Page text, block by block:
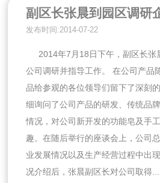
副区长张晨到园区调研
发布时间:2014-07-22
2014年7月18日下午，副区长张
公司调研并指导工作。 在公司产品
品给参观的各位领导们留下了深刻
细询问了公司产品的研发、传统品
情况，对公司新开发的功能皂及手
趣。在随后举行的座谈会上，公司
业发展情况以及生产经营过程中出
况介绍后，张晨副区长对公司取得...